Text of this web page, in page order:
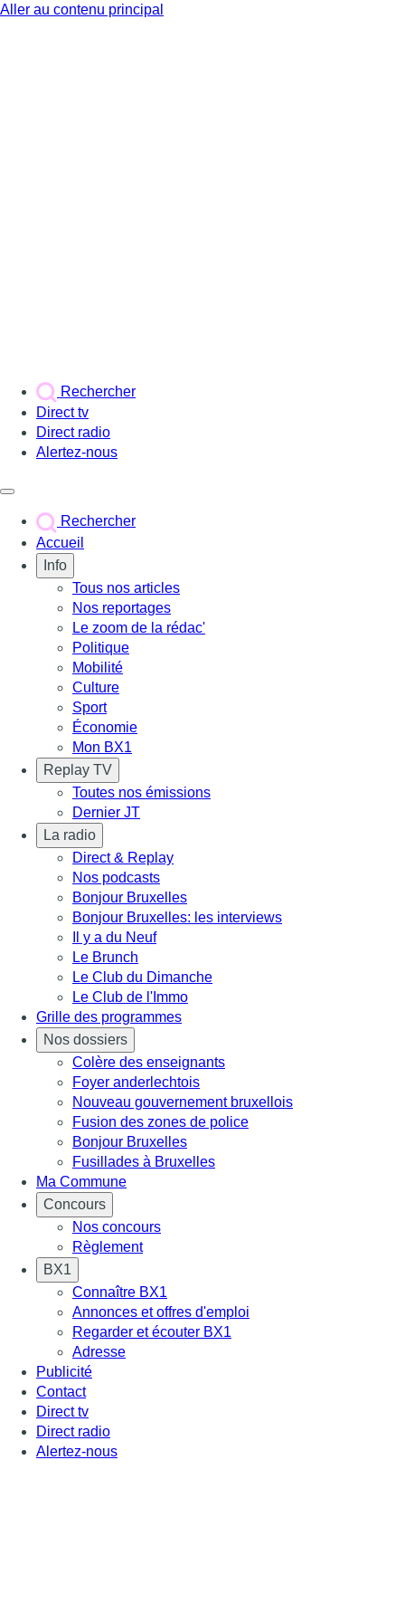
Aller au contenu principal
Rechercher
Direct tv
Direct radio
Alertez-nous
Rechercher
Accueil
Info
Tous nos articles
Nos reportages
Le zoom de la rédac'
Politique
Mobilité
Culture
Sport
Économie
Mon BX1
Replay TV
Toutes nos émissions
Dernier JT
La radio
Direct & Replay
Nos podcasts
Bonjour Bruxelles
Bonjour Bruxelles: les interviews
Il y a du Neuf
Le Brunch
Le Club du Dimanche
Le Club de l'Immo
Grille des programmes
Nos dossiers
Colère des enseignants
Foyer anderlechtois
Nouveau gouvernement bruxellois
Fusion des zones de police
Bonjour Bruxelles
Fusillades à Bruxelles
Ma Commune
Concours
Nos concours
Règlement
BX1
Connaître BX1
Annonces et offres d'emploi
Regarder et écouter BX1
Adresse
Publicité
Contact
Direct tv
Direct radio
Alertez-nous